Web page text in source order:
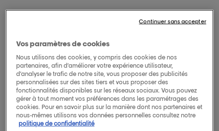
Pro secrets.
Vos paramètres de cookies
Nous utilisons des cookies, y compris des cookies de nos
partenaires, afin d’améliorer votre expérience utilisateur,
d’analyser le trafic de notre site, vous proposer des publicités
personnalisées sur des sites tiers et vous proposer des
fonctionnalités disponibles sur les réseaux sociaux. Vous pouvez
gérer à tout moment vos préférences dans les paramétrages des
cookies. Pour en savoir plus sur la manière dont nos partenaires et
nous-mêmes utilisons vos données personnelles consultez notre
politique de confidentialité
Continuer sans accepter